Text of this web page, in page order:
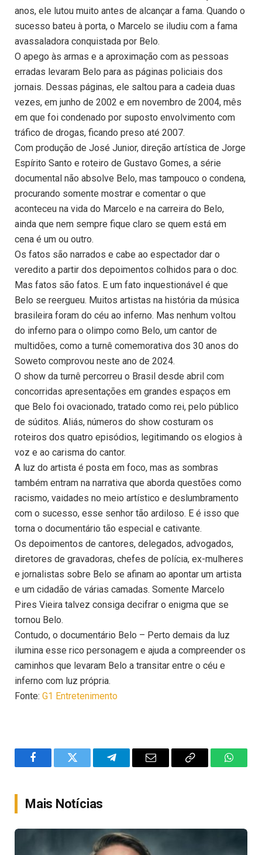
anos, ele lutou muito antes de alcançar a fama. Quando o
sucesso bateu à porta, o Marcelo se iludiu com a fama
avassaladora conquistada por Belo.
O apego às armas e a aproximação com as pessoas
erradas levaram Belo para as páginas policiais dos
jornais. Dessas páginas, ele saltou para a cadeia duas
vezes, em junho de 2002 e em novembro de 2004, mês
em que foi condenado por suposto envolvimento com
tráfico de drogas, ficando preso até 2007.
Com produção de José Junior, direção artística de Jorge
Espírito Santo e roteiro de Gustavo Gomes, a série
documental não absolve Belo, mas tampouco o condena,
procurando somente mostrar e comentar o que
aconteceu na vida do Marcelo e na carreira do Belo,
ainda que nem sempre fique claro se quem está em
cena é um ou outro.
Os fatos são narrados e cabe ao espectador dar o
veredito a partir dos depoimentos colhidos para o doc.
Mas fatos são fatos. E um fato inquestionável é que
Belo se reergueu. Muitos artistas na história da música
brasileira foram do céu ao inferno. Mas nenhum voltou
do inferno para o olimpo como Belo, um cantor de
multidões, como a turnê comemorativa dos 30 anos do
Soweto comprovou neste ano de 2024.
O show da turnê percorreu o Brasil desde abril com
concorridas apresentações em grandes espaços em
que Belo foi ovacionado, tratado como rei, pelo público
de súditos. Aliás, números do show costuram os
roteiros dos quatro episódios, legitimando os elogios à
voz e ao carisma do cantor.
A luz do artista é posta em foco, mas as sombras
também entram na narrativa que aborda questões como
racismo, vaidades no meio artístico e deslumbramento
com o sucesso, esse senhor tão ardiloso. E é isso que
torna o documentário tão especial e cativante.
Os depoimentos de cantores, delegados, advogados,
diretores de gravadoras, chefes de polícia, ex-mulheres
e jornalistas sobre Belo se afinam ao apontar um artista
e um cidadão de várias camadas. Somente Marcelo
Pires Vieira talvez consiga decifrar o enigma que se
tornou Belo.
Contudo, o documentário Belo – Perto demais da luz
ilumina esse rico personagem e ajuda a compreender os
caminhos que levaram Belo a transitar entre o céu e
inferno com luz própria.
Fonte: G1 Entretenimento
FacebookTwitter TelegramEmail
Copy
Mais Notícias